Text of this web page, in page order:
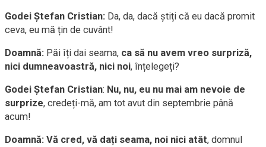
Godei Ștefan Cristian: Da, da, dacă știți că eu dacă promit
ceva, eu mă țin de cuvânt!
Doamnă: Păi îți dai seama, ca să nu avem vreo surpriză,
nici dumneavoastră, nici noi, înțelegeți?
Godei Ștefan Cristian: Nu, nu, eu nu mai am nevoie de
surprize, credeți-mă, am tot avut din septembrie până
acum!
Doamnă: Vă cred, vă dați seama, noi nici atât, domnul